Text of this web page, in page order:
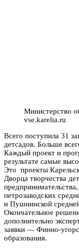
Министерство
vse.karelia.ru
Всего поступила 31
детсадов. Больше
Каждый проект и
результате самые
Это проекты
Дворца творчества
петрозаводских
и Пушнинской
Окончательное
дополнительно
заявки — Финно-
образования.